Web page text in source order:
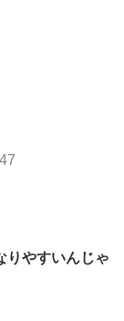
りやすいんじゃ